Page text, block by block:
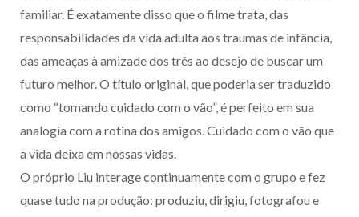
familiar. É exatamente disso que o filme trata, das
responsabilidades da vida adulta aos traumas de infância,
das ameaças à amizade dos três ao desejo de buscar um
futuro melhor. O título original, que poderia ser traduzido
como “tomando cuidado com o vão”, é perfeito em sua
analogia com a rotina dos amigos. Cuidado com o vão que
a vida deixa em nossas vidas.
O próprio Liu interage continuamente com o grupo e fez
quase tudo na produção: produziu, dirigiu, fotografou e